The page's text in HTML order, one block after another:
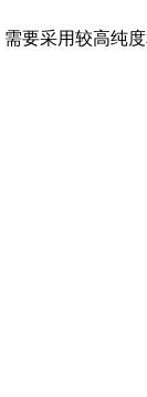
要采用较高纯